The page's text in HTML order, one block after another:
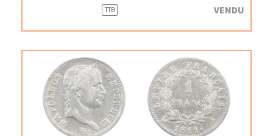
TTB VENDU